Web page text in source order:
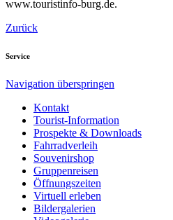
www.touristinfo-burg.de.
Zurück
Service
Navigation überspringen
Kontakt
Tourist-Information
Prospekte & Downloads
Fahrradverleih
Souvenirshop
Gruppenreisen
Öffnungszeiten
Virtuell erleben
Bildergalerien